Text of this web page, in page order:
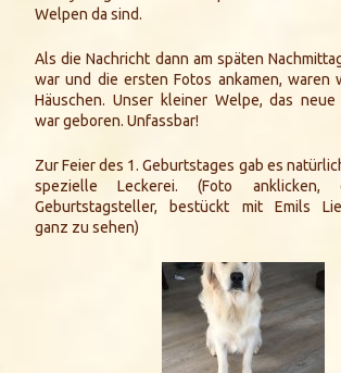
Welpen da sind.
Als die Nachricht dann am späten
war und die ersten Fotos ankamen, waren
Häuschen. Unser kleiner Welpe, das neue
war geboren. Unfassbar!
Zur Feier des 1. Geburtstages gab es
spezielle Leckerei. (Foto
Geburtstagsteller, bestückt mit Emils
ganz zu sehen)